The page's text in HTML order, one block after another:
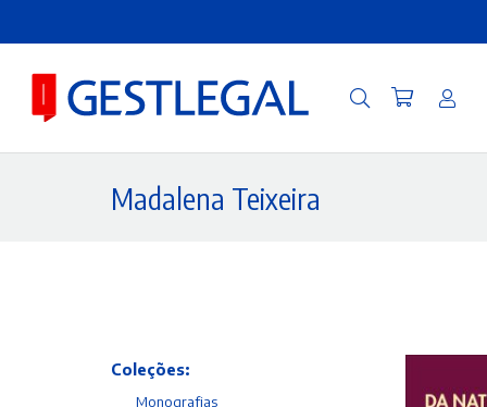
Madalena Teixeira
Coleções:
Monografias